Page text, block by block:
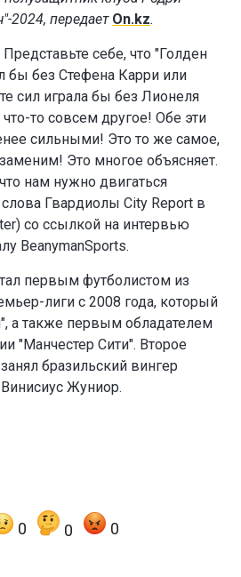
2024, передает On.kz.
себе, что "Голден
бы без Стефена Карри или
сил играла бы без Лионеля
то совсем другое! Обе эти
сильными! Это то же самое,
Это многое объясняет.
нам нужно двигаться
Гвардиолы City Report в
со ссылкой на интервью
BeanymanSports.
первым футболистом из
лиги с 2008 года, который
а также первым обладателем
"Манчестер Сити". Второе
бразильский вингер
Жуниор.
0 0 0